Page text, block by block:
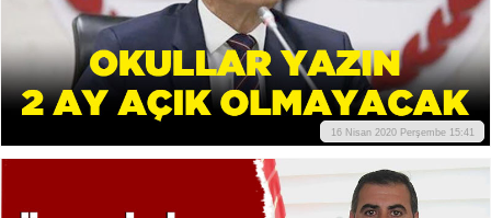
16 Nisan 2020 Perşembe 15:41